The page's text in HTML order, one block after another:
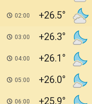
02:00 +26.5
03:00 +26.3
04:00 +26.1
05:00 +26.0
06:00 +25.9